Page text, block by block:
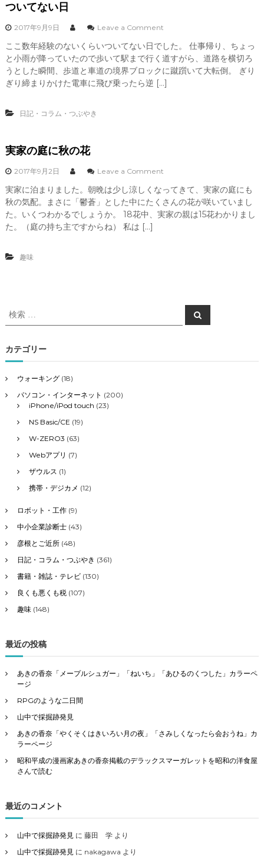
ついてない日
2017年9月9日 Leave a Commento
つ
い
て
な
い
ここ数年経験のないくらいついてない日でした。 仕事帰り、ちょっ
と小雨が降っていたので歩いて駅まで行く道すがら、道路を横切ろ
うとした瞬間、歩道と車道の境界ブロックに蹴躓いて大転倒。 ぎり
ぎり締まりかけた電車に飛び乗ったら逆 […]
日記・コラム・つぶやき
実家の庭に秋の花
2017年9月2日 Leave a Commento
実
家
の
実家に泊まりました。朝晩は少し涼しくなってきて、実家の庭にも
秋の気配。まさに「鬱蒼」とした中にたくさんの花が咲いていまし
た。いくつわかるでしょうか。 18花中、実家の親は15花わかりまし
た。（庭の持ち主ですからね） 私は […]
趣味
検
索
象
:
検
索
カテゴリー
ウォーキング(18)
パソコン・インターネット (200)
iPhone/iPod touch (23)
NS Basic/CE (19)
W-ZERO3 (63)
Webアプリ (7)
ザウルス (1)
携帯・デジカメ (12)
ロボット・工作(9)
中小企業診断士(43)
彦根とご近所(48)
日記・コラム・つぶやき (361)
書籍・雑誌・テレビ(130)
良くも悪くも税(107)
趣味(148)
最近の投稿
あきの香奈「メープルシュガー」「ねいち」「あひるのくつした」カラーペ
ージ
RPGのような二日間
山中で採掘跡発見
あきの香奈「やくそくはきいろい月の夜」「さみしくなったら会おうね」カ
ラーページ
昭和平成の漫画家あきの香奈掲載のデラックスマーガレットを昭和の洋食屋
さんで読む
最近のコメント
山中で採掘跡発見に 藤田 学より
山中で採掘跡発見に nakagawa より